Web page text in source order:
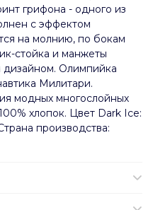
грифона - одного из
с эффектом
на молнию, по бокам
стойка и манжеты
Олимпийка
Милитари.
модных многослойных
хлопок. Цвет Dark Ice:
производства: